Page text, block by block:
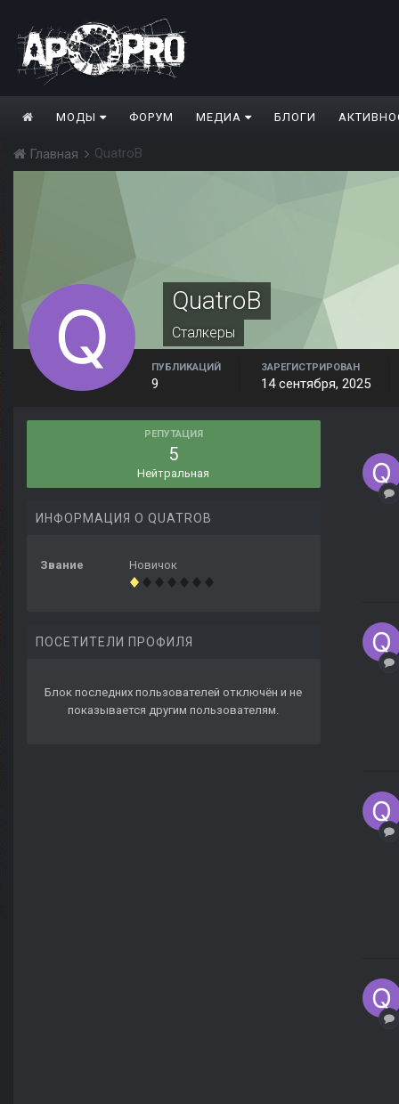
МОДЫ ФОРУМ МЕДИА БЛОГИ
Главная QuatroB
QuatroB
Сталкеры
ПУБЛИКАЦИЙ
9
ЗАРЕГИСТРИРОВАН
14 сентября, 2025
РЕПУТАЦИЯ
5
Нейтральная
ИНФОРМАЦИЯ О QUATROB
Звание Новичок
ПОСЕТИТЕЛИ ПРОФИЛЯ
Блок последних пользователей отключён и не
показывается другим пользователям.